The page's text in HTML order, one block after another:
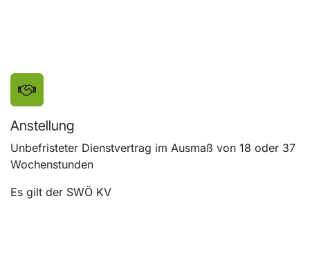
Anstellung
Unbefristeter Dienstvertrag im Ausmaß von 18 oder 37
Wochenstunden
Es gilt der SWÖ KV